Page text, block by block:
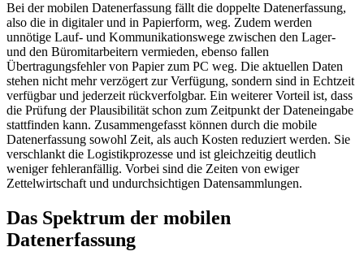
Bei der mobilen Datenerfassung fällt die doppelte Datenerfassung,
also die in digitaler und in Papierform, weg. Zudem werden
unnötige Lauf- und Kommunikationswege zwischen den Lager-
und den Büromitarbeitern vermieden, ebenso fallen
Übertragungsfehler von Papier zum PC weg. Die aktuellen Daten
stehen nicht mehr verzögert zur Verfügung, sondern sind in Echtzeit
verfügbar und jederzeit rückverfolgbar. Ein weiterer Vorteil ist, dass
die Prüfung der Plausibilität schon zum Zeitpunkt der Dateneingabe
stattfinden kann. Zusammengefasst können durch die mobile
Datenerfassung sowohl Zeit, als auch Kosten reduziert werden. Sie
verschlankt die Logistikprozesse und ist gleichzeitig deutlich
weniger fehleranfällig. Vorbei sind die Zeiten von ewiger
Zettelwirtschaft und undurchsichtigen Datensammlungen.
Das Spektrum der mobilen
Datenerfassung